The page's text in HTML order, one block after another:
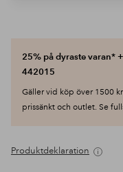
25% på dyraste varan*
442015
Gäller vid köp över 1500
prissänkt och outlet. Se
Produktdeklaration